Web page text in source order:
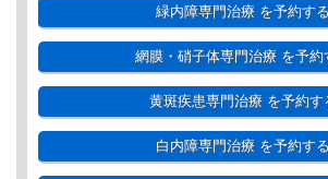
緑内障専門治療 を予約す
網膜・硝子体専門治療を予約
黄斑疾患専門治療を予約す
白内障専門治療 を予約す